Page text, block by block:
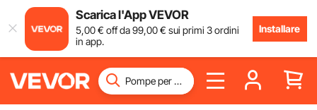
Scarica l'App VEVOR
5,00€ off da99,00€ sui primi 3 ordini
in app.
Installare